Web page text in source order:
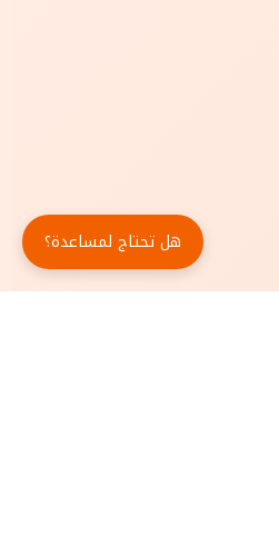
هل تحتاج لمساعدة؟